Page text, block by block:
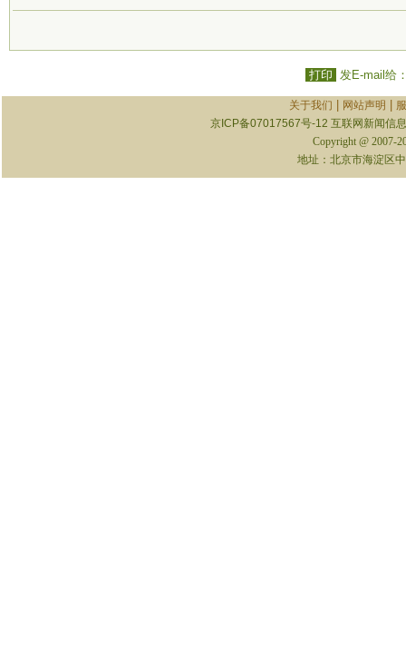
打印 发E-mail给
关于我们 网站声明
京ICP备07017567号-12 互联网新闻信
Copyright @ 2007-
地址：北京市海淀区